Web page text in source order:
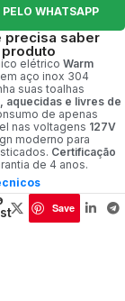
PELO WHATSAPP
precisa saber
elétrico Warm
em aço inox 304
suas toalhas
aquecidas e livres de
de apenas
nas voltagens 127V
moderno para
Certificação
de 4 anos.
Save